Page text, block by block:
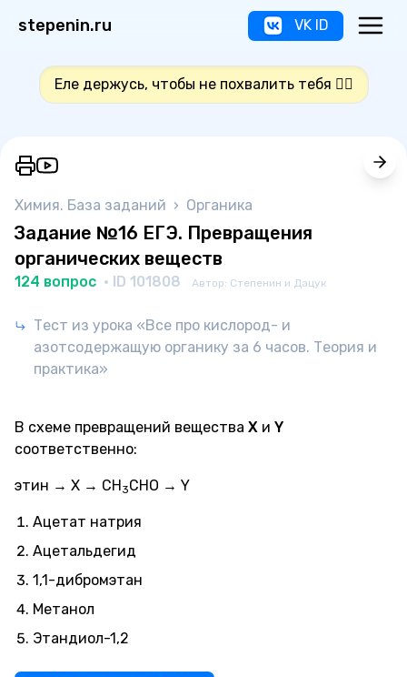
stepenin.ru VK ID
Еле держусь, чтобы не похвалить тебя 👍🏻
Химия. База заданий › Органика
Задание №16 ЕГЭ. Превращения
органических веществ
124 вопрос · ID 101808 Автор: Степенин и Дацук
Тест из урока «Все про кислород- и
азотсодержащую органику за 6 часов. Теория и
практика»
В схеме превращений вещества X и Y
соответственно:
этин → X → CH3CHO → Y
Ацетат натрия
Ацетальдегид
1,1-дибромэтан
Метанол
Этандиол-1,2